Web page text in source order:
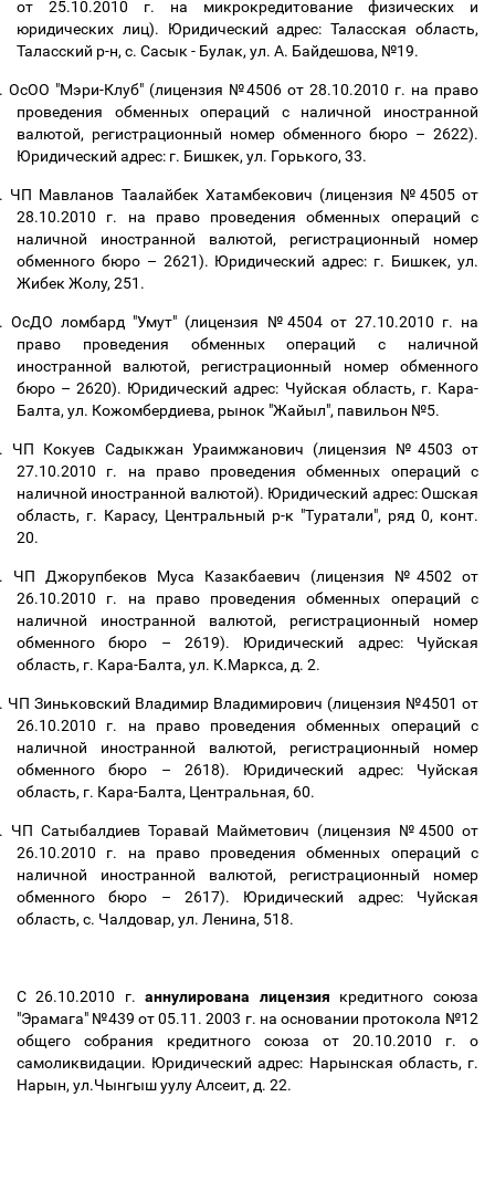
от 25.10.2010 г. на микрокредитование физических и
юридических лиц). Юридический адрес: Таласская область,
Таласский р-н, с. Сасык - Булак, ул. А. Байдешова, №19.
ОсОО "Мэри-Клуб" (лицензия №4506 от 28.10.2010 г. на право
проведения обменных операций с наличной иностранной
валютой, регистрационный номер обменного бюро – 2622).
Юридический адрес: г. Бишкек, ул. Горького, 33.
ЧП Мавланов Таалайбек Хатамбекович (лицензия №4505 от
28.10.2010 г. на право проведения обменных операций с
наличной иностранной валютой, регистрационный номер
обменного бюро – 2621). Юридический адрес: г. Бишкек, ул.
Жибек Жолу, 251.
ОсДО ломбард "Умут" (лицензия №4504 от 27.10.2010 г. на
право проведения обменных операций с наличной
иностранной валютой, регистрационный номер обменного
бюро – 2620). Юридический адрес: Чуйская область, г. Кара-
Балта, ул. Кожомбердиева, рынок "Жайыл", павильон №5.
ЧП Кокуев Садыкжан Ураимжанович (лицензия №4503 от
27.10.2010 г. на право проведения обменных операций с
наличной иностранной валютой). Юридический адрес: Ошская
область, г. Карасу, Центральный р-к "Туратали", ряд 0, конт.
20.
ЧП Джорупбеков Муса Казакбаевич (лицензия №4502 от
26.10.2010 г. на право проведения обменных операций с
наличной иностранной валютой, регистрационный номер
обменного бюро – 2619). Юридический адрес: Чуйская
область, г. Кара-Балта, ул. К.Маркса, д. 2.
ЧП Зиньковский Владимир Владимирович (лицензия №4501 от
26.10.2010 г. на право проведения обменных операций с
наличной иностранной валютой, регистрационный номер
обменного бюро – 2618). Юридический адрес: Чуйская
область, г. Кара-Балта, Центральная, 60.
ЧП Сатыбалдиев Торавай Майметович (лицензия №4500 от
26.10.2010 г. на право проведения обменных операций с
наличной иностранной валютой, регистрационный номер
обменного бюро – 2617). Юридический адрес: Чуйская
область, с. Чалдовар, ул. Ленина, 518.
C 26.10.2010 г.аннулирована лицензия кредитного союза
"Эрамага" №439 от 05.11. 2003 г. на основании протокола №12
общего собрания кредитного союза от 20.10.2010 г. о
самоликвидации. Юридический адрес: Нарынская область, г.
Нарын, ул.Чынгыш уулу Алсеит, д. 22.